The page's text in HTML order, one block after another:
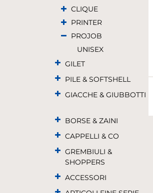
CLIQUE
PRINTER
PROJOB
UNISEX
GILET
PILE & SOFTSHELL
GIACCHE & GIUBBOTTI
BORSE & ZAINI
CAPPELLI & CO
GREMBIULI &
SHOPPERS
ACCESSORI